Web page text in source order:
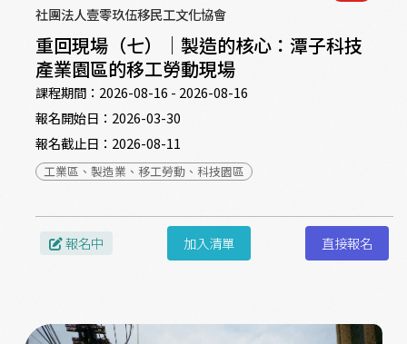
社團法人壹零玖伍移民工文化協會
重回現場（七）｜製造的核心：潭子科技
產業園區的移工勞動現場
課程期間： 2026-08-16 - 2026-08-16
報名開始日： 2026-03-30
報名截止日： 2026-08-11
工業區、製造業、移工勞動、科技園區
報名中 加入清單 直接報名